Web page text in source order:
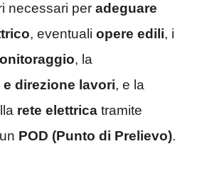
necessari per adeguare
, eventuali opere edili, i
, la
direzione lavori, e la
rete elettrica tramite
POD (Punto di Prelievo).